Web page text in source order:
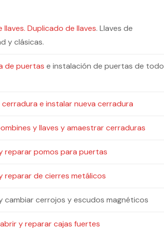
llaves. Duplicado de llaves. Llaves de
y clásicas.
de puertas e instalación de puertas de todo
cerradura e instalar nueva cerradura
y llaves y amaestrar cerraduras
reparar pomos para puertas
reparar de cierres metálicos
cambiar cerrojos y escudos magnéticos
y reparar cajas fuertes